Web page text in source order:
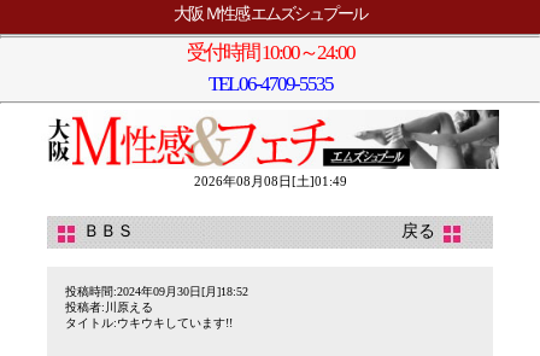
大阪 Ｍ性感 エムズシュプール
受付時間 10:00～24:00
TEL06-4709-5535
2026年08月08日[土]01:49
ＢＢＳ 戻る
投稿時間:2024年09月30日[月]18:52
投稿者:川原える
タイトル:ウキウキしています!!